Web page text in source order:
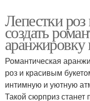
Лепестки
создать
аранжировку
Романтическая
роз и красивым
интимную и уютную
Такой сюрприз